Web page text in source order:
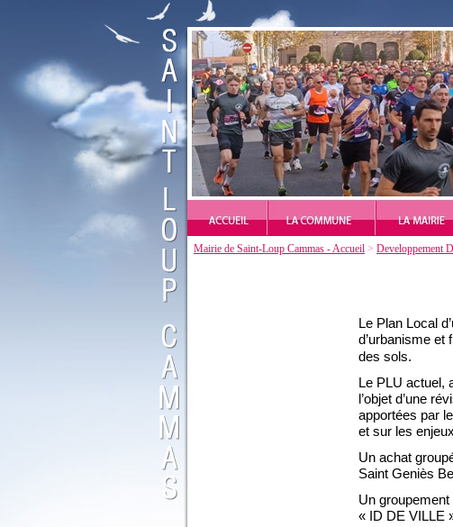
Mairie de Saint-Loup Cammas - Accueil > Developpement
Le Plan Local d’
d’urbanisme et
des sols.
Le PLU actuel,
l’objet d’une
apportées par
et sur les
Un achat
Saint Geniès
Un groupement
« ID DE VILLE